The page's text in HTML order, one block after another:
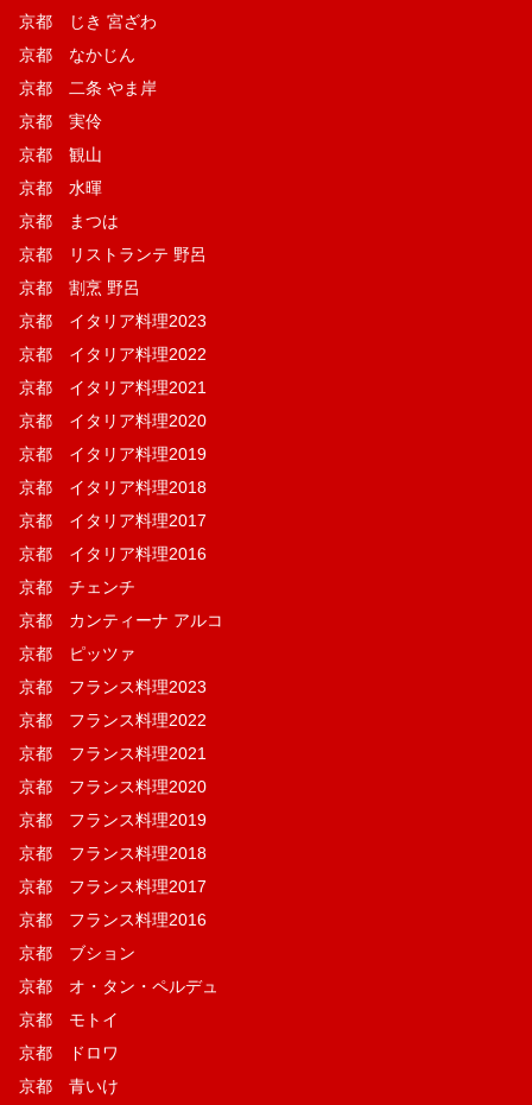
京都 じき 宮ざわ
京都 なかじん
京都 二条 やま岸
京都 実伶
京都 観山
京都 水暉
京都 まつは
京都 リストランテ 野呂
京都 割烹 野呂
京都 イタリア料理2023
京都 イタリア料理2022
京都 イタリア料理2021
京都 イタリア料理2020
京都 イタリア料理2019
京都 イタリア料理2018
京都 イタリア料理2017
京都 イタリア料理2016
京都 チェンチ
京都 カンティーナ アルコ
京都 ピッツァ
京都 フランス料理2023
京都 フランス料理2022
京都 フランス料理2021
京都 フランス料理2020
京都 フランス料理2019
京都 フランス料理2018
京都 フランス料理2017
京都 フランス料理2016
京都 ブション
京都 オ・タン・ペルデュ
京都 モトイ
京都 ドロワ
京都 青いけ